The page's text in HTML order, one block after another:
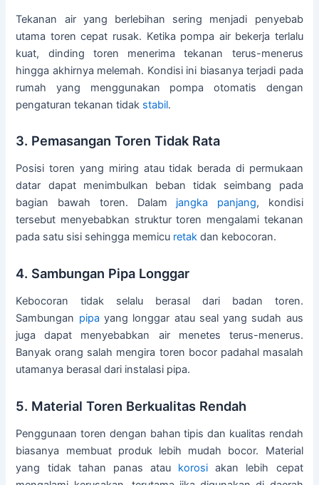
Tekanan air yang berlebihan sering menjadi penyebab
utama toren cepat rusak. Ketika pompa air bekerja terlalu
kuat, dinding toren menerima tekanan terus-menerus
hingga akhirnya melemah. Kondisi ini biasanya terjadi pada
rumah yang menggunakan pompa otomatis dengan
pengaturan tekanan tidak stabil.
3. Pemasangan Toren Tidak Rata
Posisi toren yang miring atau tidak berada di permukaan
datar dapat menimbulkan beban tidak seimbang pada
bagian bawah toren. Dalam jangka panjang, kondisi
tersebut menyebabkan struktur toren mengalami tekanan
pada satu sisi sehingga memicu retak dan kebocoran.
4. Sambungan Pipa Longgar
Kebocoran tidak selalu berasal dari badan toren.
Sambungan pipa yang longgar atau seal yang sudah aus
juga dapat menyebabkan air menetes terus-menerus.
Banyak orang salah mengira toren bocor padahal masalah
utamanya berasal dari instalasi pipa.
5. Material Toren Berkualitas Rendah
Penggunaan toren dengan bahan tipis dan kualitas rendah
biasanya membuat produk lebih mudah bocor. Material
yang tidak tahan panas atau korosi akan lebih cepat